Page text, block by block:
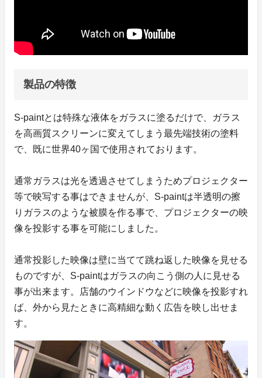
製品の特徴
S-paintとは特殊な液体をガラスに塗るだけで、ガラス
を高画質スクリーンに変えてしまう最先端技術の塗料
で、既に世界40ヶ国で使用されております。
通常ガラスは光を透過させてしまうためプロジェクター
等で映写する事はできませんが、S-paintは半透明の擦
りガラスのような被膜を作る事で、プロジェクターの映
像を投影する事を可能にしました。
通常投影した映像は壁に当てて跳ね返した映像を見せる
ものですが、S-paintはガラスの向こう側の人に見せる
事が出来ます。店舗のウインドウなどに映像を投影すれ
ば、外から見たときに高精細な動く広告を映し出せま
す。